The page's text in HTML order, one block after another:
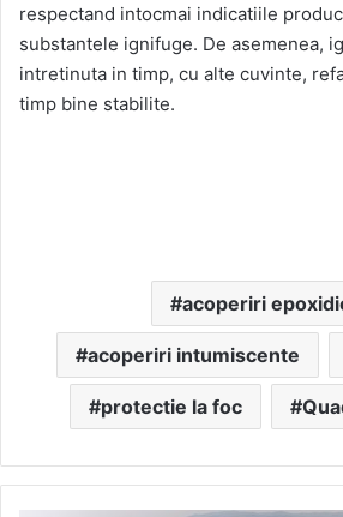
respectand intocmai indicatiile
substantele ignifuge. De asemenea,
intretinuta in timp, cu alte cuvinte,
timp bine stabilite.
acoperiri
acoperiri intumiscente
protectie la foc